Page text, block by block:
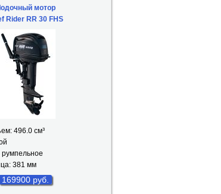
мотор
Rider RR 30 FHS
496.0 см³
381 мм
169900 руб.